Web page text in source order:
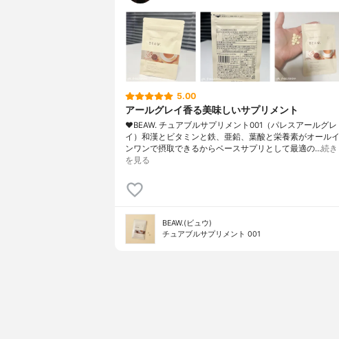
5.00
アールグレイ香る美味しいサプリメント
❤︎BEAW. チュアブルサプリメント001（パレスアールグレ
イ）和漢とビタミンと鉄、亜鉛、葉酸と栄養素がオールイ
ンワンで摂取できるからベースサプリとして最適の…続き
を見る
BEAW.(ビュウ)
チュアブルサプリメント 001